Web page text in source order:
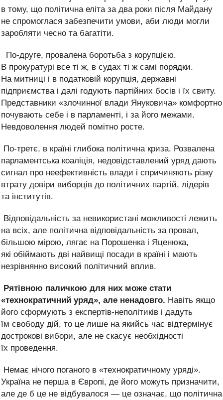
в тому, що політична еліта за два роки після Майдану
не спромоглася забезпечити умови, аби люди могли
заробляти чесно та багатіти.
По-друге, провалена боротьба з корупцією.
В прокуратурі все ті ж, в судах ті ж самі порядки.
На митниці і в податковій корупція, державні
підприємства і далі годують партійних босів і їх свиту.
Представники «злочинної влади Януковича» комфортно
почувають себе і в парламенті, і за його межами.
Невдоволення людей помітно росте.
По-третє, в країні глибока політична криза. Розвалена
парламентська коаліція, недовідставлений уряд дають
сигнал про неефективність влади і спричиняють різку
втрату довіри виборців до політичних партій, лідерів
та інститутів.
Відповідальність за невикористані можливості лежить
на всіх, але політична відповідальність за провал,
більшою мірою, лягає на Порошенка і Яценюка,
які обіймають дві найвищі посади в країні і мають
незрівнянно високий політичний вплив.
Рятівною паличкою для них може стати
«технократичний уряд», але ненадовго. Навіть якщо
його сформують з експертів-неполітиків і дадуть
їм свободу дій, то це лише на якийсь час відтермінує
дострокові вибори, але не скасує необхідності
їх проведення.
Немає нічого поганого в «технократичному уряді».
Україна не перша в Європі, де його можуть призначити,
але де б це не відбувалося — це означає, що політична